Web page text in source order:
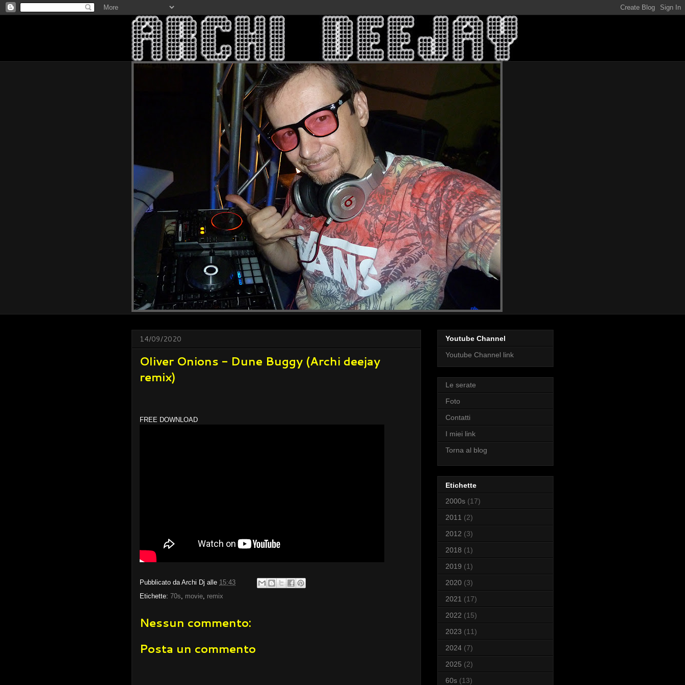
14/09/2020
Oliver Onions - Dune Buggy (Archi deejay
remix)
FREE DOWNLOAD
Pubblicato daArchi Dj alle 15:43
Etichette: 70s, movie, remix
Nessun commento:
Posta un commento
Youtube Channel
Youtube Channel link
Le serate
Foto
Contatti
I miei link
Torna al blog
Etichette
2000s (17)
2011 (2)
2012 (3)
2018 (1)
2019 (1)
2020 (3)
2021 (17)
2022 (15)
2023 (11)
2024 (7)
2025 (2)
60s (13)